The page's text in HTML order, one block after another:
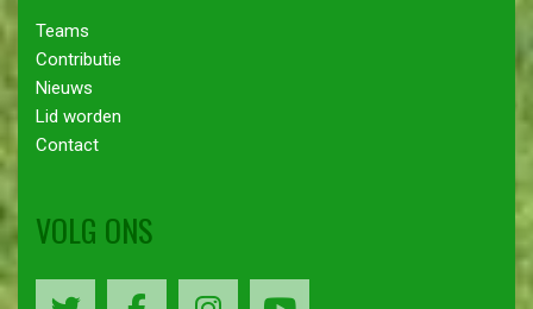
Teams
Contributie
Nieuws
Lid worden
Contact
VOLG ONS